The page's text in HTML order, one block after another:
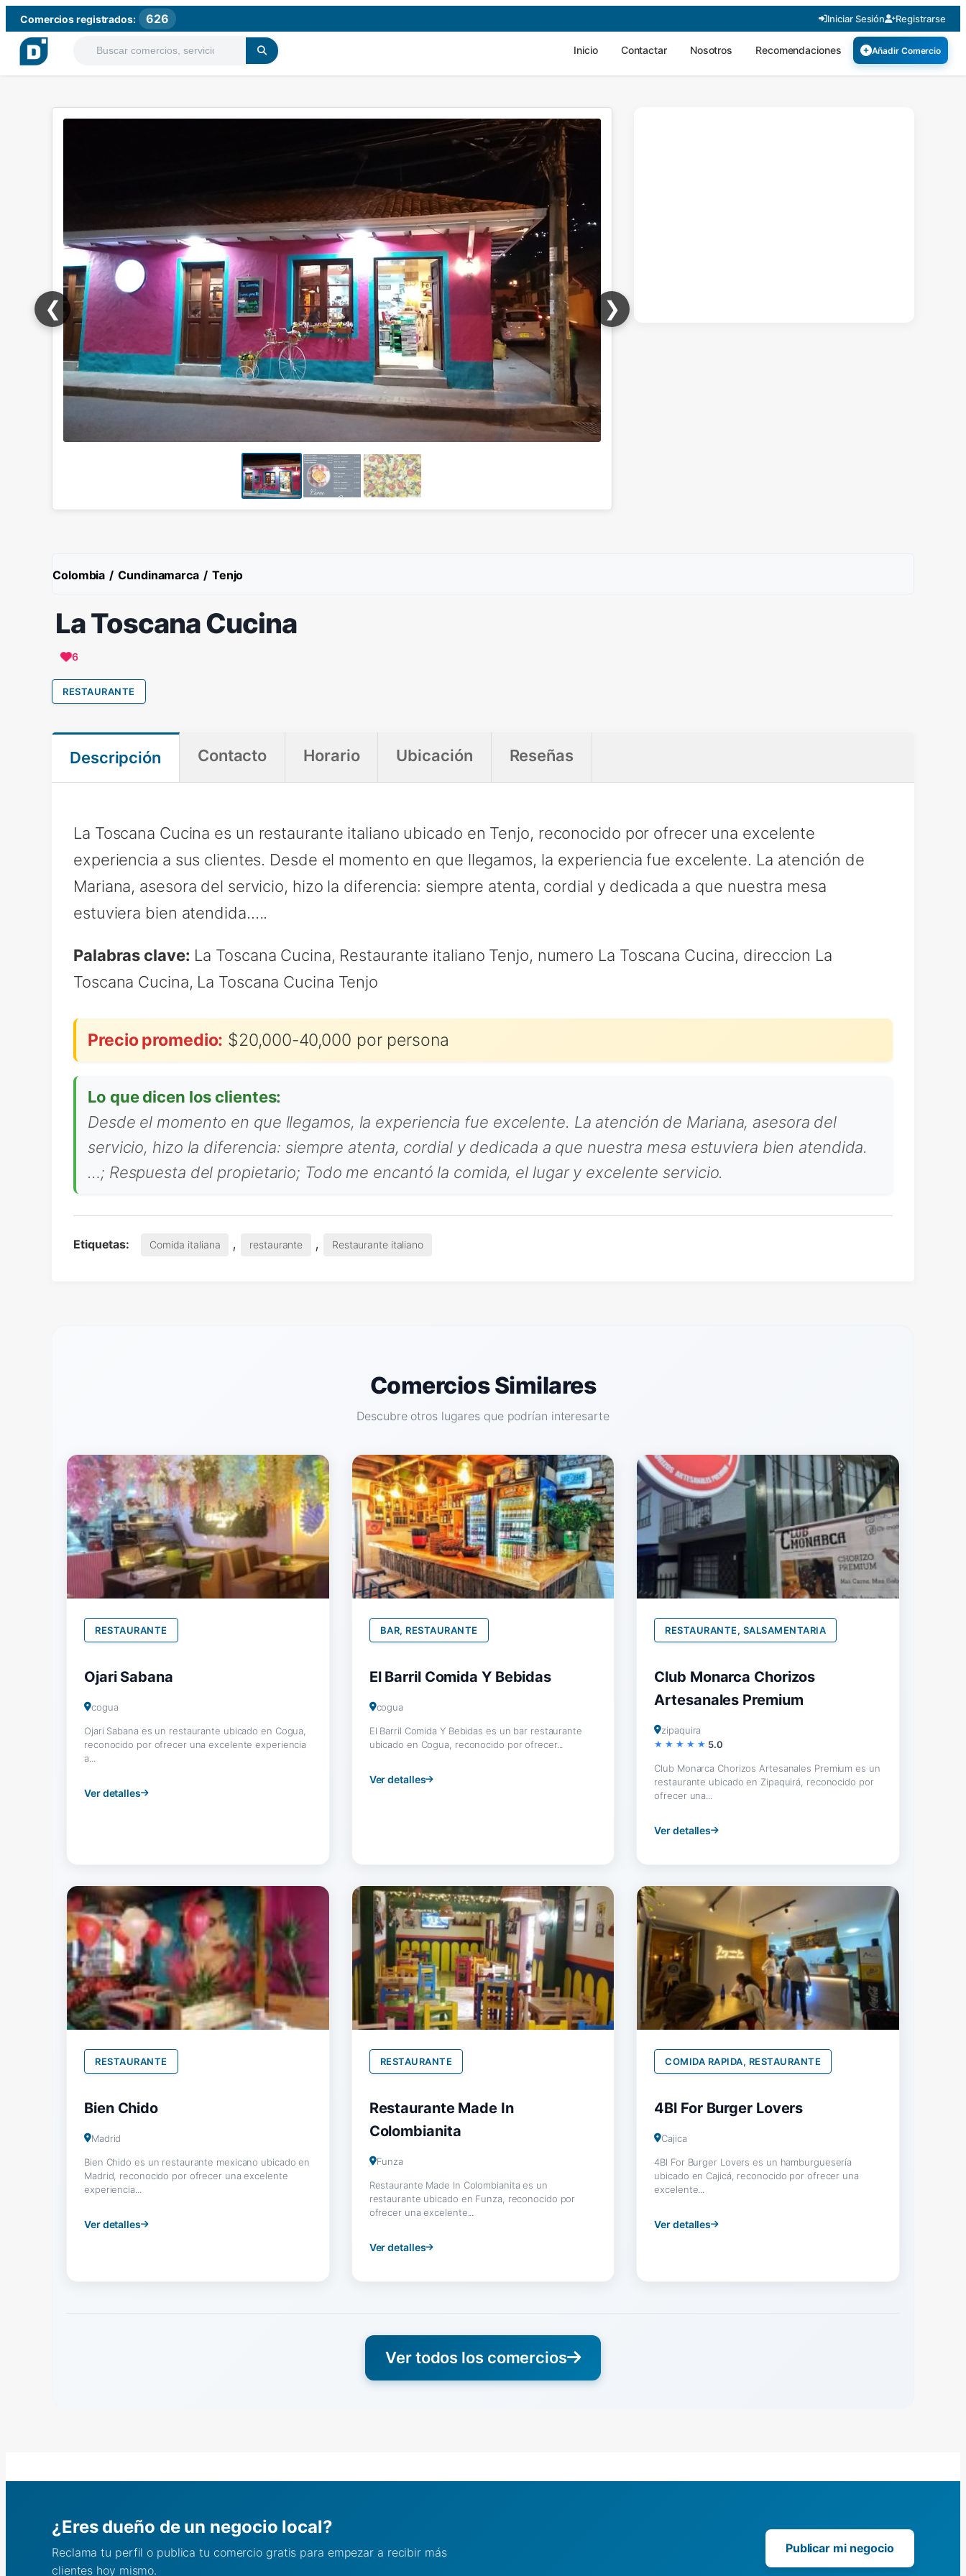
Comercios registrados: 626 Iniciar Sesión Registrarse
Inicio Contactar Nosotros Recomendaciones Añadir Comercio
❮ ❯
Colombia / Cundinamarca / Tenjo
La Toscana Cucina
6
RESTAURANTE
Descripción Contacto Horario Ubicación Reseñas
La Toscana Cucina es un restaurante italiano ubicado en Tenjo, reconocido por ofrecer una excelente
experiencia a sus clientes. Desde el momento en que llegamos, la experiencia fue excelente. La atención de
Mariana, asesora del servicio, hizo la diferencia: siempre atenta, cordial y dedicada a que nuestra mesa
estuviera bien atendida.….
Palabras clave: La Toscana Cucina, Restaurante italiano Tenjo, numero La Toscana Cucina, direccion La
Toscana Cucina, La Toscana Cucina Tenjo
Precio promedio: $20,000-40,000 por persona
Lo que dicen los clientes:
Desde el momento en que llegamos, la experiencia fue excelente. La atención de Mariana, asesora del
servicio, hizo la diferencia: siempre atenta, cordial y dedicada a que nuestra mesa estuviera bien atendida.
…; Respuesta del propietario; Todo me encantó la comida, el lugar y excelente servicio.
Etiquetas: Comida italiana , restaurante , Restaurante italiano
Comercios Similares
Descubre otros lugares que podrían interesarte
RESTAURANTE
Ojari Sabana
cogua
Ojari Sabana es un restaurante ubicado en Cogua,
reconocido por ofrecer una excelente experiencia
a...
Ver detalles
BAR, RESTAURANTE
El Barril Comida Y Bebidas
cogua
El Barril Comida Y Bebidas es un bar restaurante
ubicado en Cogua, reconocido por ofrecer...
Ver detalles
RESTAURANTE, SALSAMENTARIA
Club Monarca Chorizos
Artesanales Premium
zipaquira
5.0
Club Monarca Chorizos Artesanales Premium es un
restaurante ubicado en Zipaquirá, reconocido por
ofrecer una...
Ver detalles
RESTAURANTE
Bien Chido
Madrid
Bien Chido es un restaurante mexicano ubicado en
Madrid, reconocido por ofrecer una excelente
experiencia...
Ver detalles
RESTAURANTE
Restaurante Made In
Colombianita
Funza
Restaurante Made In Colombianita es un
restaurante ubicado en Funza, reconocido por
ofrecer una excelente...
Ver detalles
COMIDA RAPIDA, RESTAURANTE
4Bl For Burger Lovers
Cajica
4Bl For Burger Lovers es un hamburguesería
ubicado en Cajicá, reconocido por ofrecer una
excelente...
Ver detalles
Ver todos los comercios
¿Eres dueño de un negocio local?
Reclama tu perfil o publica tu comercio gratis para empezar a recibir más
clientes hoy mismo.
Publicar mi negocio